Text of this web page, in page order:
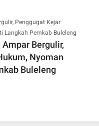
Bergulir,
Nyoman
Buleleng